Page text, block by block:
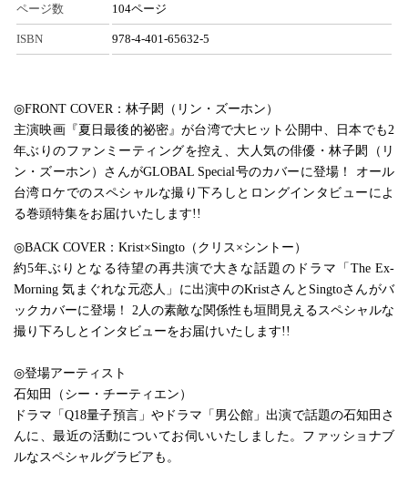
ページ数 104ページ
ISBN 978-4-401-65632-5
◎FRONT COVER：林子閎（リン・ズーホン）
主演映画『夏日最後的祕密』が台湾で大ヒット公開中、日本でも2
年ぶりのファンミーティングを控え、大人気の俳優・林子閎（リ
ン・ズーホン）さんがGLOBAL Special号のカバーに登場！ オール
台湾ロケでのスペシャルな撮り下ろしとロングインタビューによ
る巻頭特集をお届けいたします!!
◎BACK COVER：Krist×Singto（クリス×シントー）
約5年ぶりとなる待望の再共演で大きな話題のドラマ「The Ex-
Morning 気まぐれな元恋人」に出演中のKristさんとSingtoさんがバ
ックカバーに登場！ 2人の素敵な関係性も垣間見えるスペシャルな
撮り下ろしとインタビューをお届けいたします!!
◎登場アーティスト
石知田（シー・チーティエン）
ドラマ「Q18量子預言」やドラマ「男公館」出演で話題の石知田さ
んに、最近の活動についてお伺いいたしました。ファッショナブ
ルなスペシャルグラビアも。